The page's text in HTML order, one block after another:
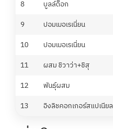
8
บูลล์ด็อก
9
ปอมเมอเรเนี่ยน
10
ปอมเมอเรเนี่ยน
11
ผสม ชิวาว่า+ชิสุ
12
พันธุ์ผสม
13
อิงลิชคอกเกอร์สแปเนียล